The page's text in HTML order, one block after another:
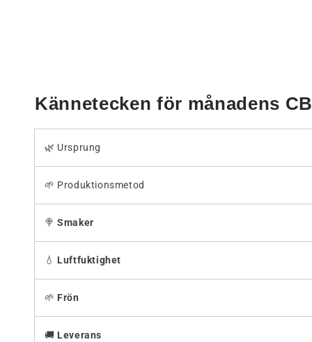
Kännetecken för månadens
🌿 Ursprung
🌱 Produktionsmetod
🍭Smaker
💧 Luftfuktighet
🌱 Frön
🚚 Leverans